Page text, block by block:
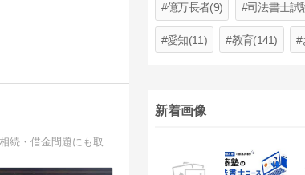
名古屋で司法書士事務所を開業している中瀬雄太です。主に遺産相続・認知症対策・相続登記をメインに外国人の相続・借金問題にも取り組んでいます。ブログの内容は日記のような日常をつづっています。
億万長者(9) 司法書士試
愛知(11) 教育(141)
新着画像